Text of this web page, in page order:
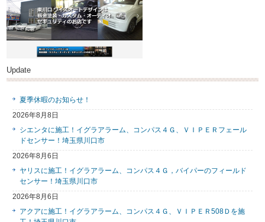
Update
夏季休暇のお知らせ！
2026年8月8日
シエンタに施工！イグラアラーム、コンパス４Ｇ、ＶＩＰＥＲフェール
ドセンサー！埼玉県川口市
2026年8月6日
ヤリスに施工！イグラアラーム、コンパス４Ｇ，バイパーのフィールド
センサー！埼玉県川口市
2026年8月6日
アクアに施工！イグラアラーム、コンパス４Ｇ、ＶＩＰＥＲ508Ｄを施